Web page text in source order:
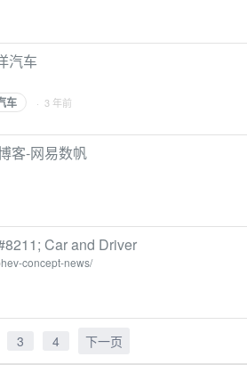
汽车
车 · 3 年前
客-网易数帆
Car and Driver
concept-news/
3 4 下一页